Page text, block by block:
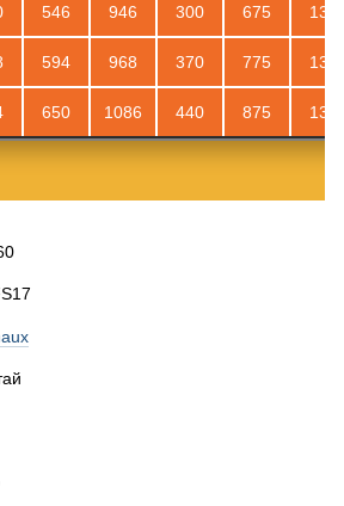
546 946 300 675 130
594 968 370 775 130
650 1086 440 875 130